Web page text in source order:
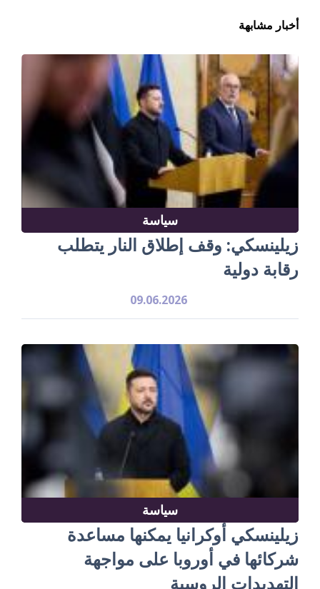
أخبار مشابهة
سياسة
زيلينسكي: وقف إطلاق النار يتطلب
رقابة دولية
09.06.2026
سياسة
زيلينسكي أوكرانيا يمكنها مساعدة
شركائها في أوروبا على مواجهة
التهديدات الروسية